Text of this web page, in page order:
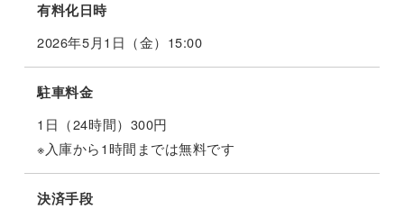
有料化日時
2026年5月1日（金）15:00
駐車料金
1日（24時間）300円
※入庫から1時間までは無料です
決済手段